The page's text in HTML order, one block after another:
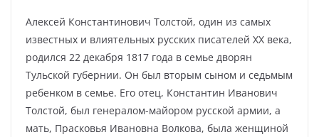
Алексей Константинович Толстой, один из самых
известных и влиятельных русских писателей XX века,
родился 22 декабря 1817 года в семье дворян
Тульской губернии. Он был вторым сыном и седьмым
ребенком в семье. Его отец, Константин Иванович
Толстой, был генералом-майором русской армии, а
мать, Прасковья Ивановна Волкова, была женщиной